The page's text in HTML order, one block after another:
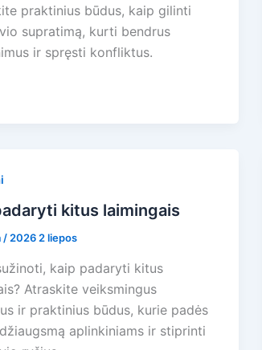
praktinius būdus, kaip gilinti
supratimą, kurti bendrus
ir spręsti konfliktus.
kitus laimingais
/ 2026 2 liepos
kaip padaryti kitus
Atraskite veiksmingus
ir praktinius būdus, kurie padės
aplinkiniams ir stiprinti